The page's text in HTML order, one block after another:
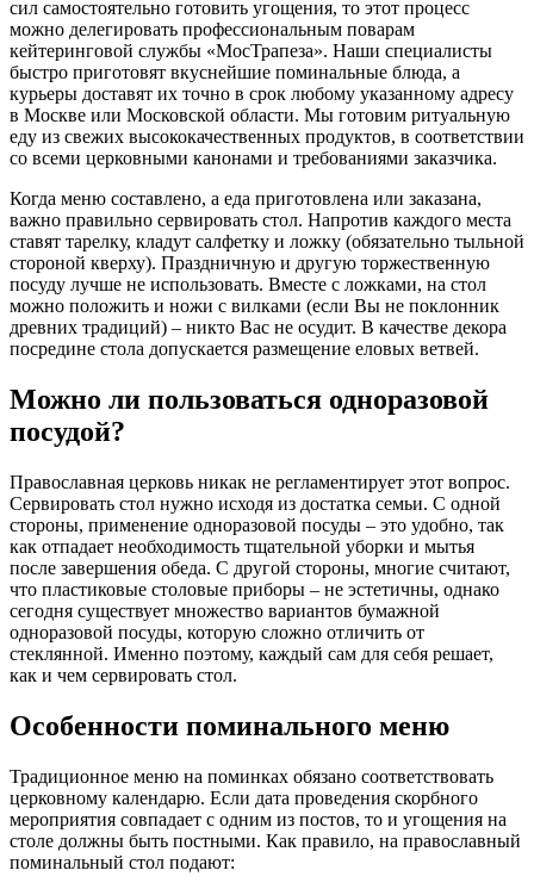
сил самостоятельно готовить угощения, то этот процесс
можно делегировать профессиональным поварам
кейтеринговой службы «МосТрапеза». Наши специалисты
быстро приготовят вкуснейшие поминальные блюда, а
курьеры доставят их точно в срок любому указанному адресу
в Москве или Московской области. Мы готовим ритуальную
еду из свежих высококачественных продуктов, в соответствии
со всеми церковными канонами и требованиями заказчика.
Когда меню составлено, а еда приготовлена или заказана,
важно правильно сервировать стол. Напротив каждого места
ставят тарелку, кладут салфетку и ложку (обязательно тыльной
стороной кверху). Праздничную и другую торжественную
посуду лучше не использовать. Вместе с ложками, на стол
можно положить и ножи с вилками (если Вы не поклонник
древних традиций) – никто Вас не осудит. В качестве декора
посредине стола допускается размещение еловых ветвей.
Можно ли пользоваться одноразовой
посудой?
Православная церковь никак не регламентирует этот вопрос.
Сервировать стол нужно исходя из достатка семьи. С одной
стороны, применение одноразовой посуды – это удобно, так
как отпадает необходимость тщательной уборки и мытья
после завершения обеда. С другой стороны, многие считают,
что пластиковые столовые приборы – не эстетичны, однако
сегодня существует множество вариантов бумажной
одноразовой посуды, которую сложно отличить от
стеклянной. Именно поэтому, каждый сам для себя решает,
как и чем сервировать стол.
Особенности поминального меню
Традиционное меню на поминках обязано соответствовать
церковному календарю. Если дата проведения скорбного
мероприятия совпадает с одним из постов, то и угощения на
столе должны быть постными. Как правило, на православный
поминальный стол подают: